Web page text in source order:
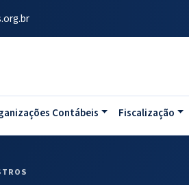
Contábeis Fiscalização